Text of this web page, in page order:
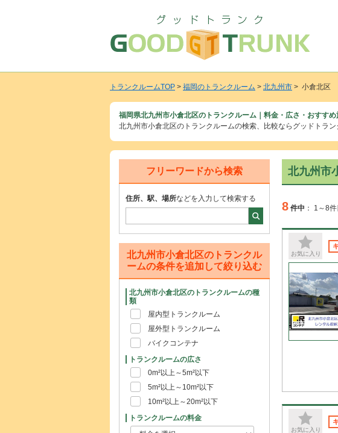
トランクルームTOP > 福岡のトランクルーム > 北九州市 > 小倉北区
福岡県北九州市小倉北区のトランクルーム｜料金・広さ・おすすめ
北九州市小倉北区のトランクルームの検索、比較ならグッドトラン
北九州市
8 件中 ： 1～8
お気に入り
お気に入り
フリーワードから検索
住所、駅、場所などを入力して検索する
北九州市小倉北区のトランクル
ームの条件を追加して絞り込む
北九州市小倉北区のトランクルームの種
類
屋内型トランクルーム
屋外型トランクルーム
バイクコンテナ
トランクルームの広さ
0m²以上～5m²以下
5m²以上～10m²以下
10m²以上～20m²以下
トランクルームの料金